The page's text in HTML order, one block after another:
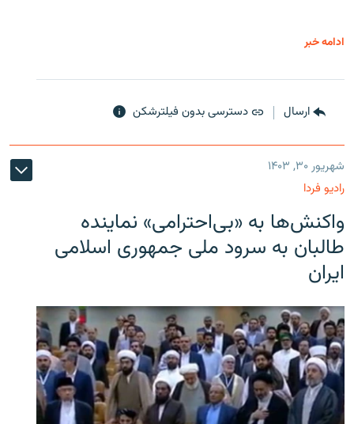
ادامه خبر
ارسال دسترسی بدون فیلترشکن
شهریور ۳۰, ۱۴۰۳
رادیو فردا
واکنش‌ها به «بی‌احترامی» نماینده
طالبان به سرود ملی جمهوری اسلامی
ایران